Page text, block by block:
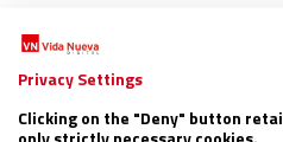
Justo cuando el debate de
desde la Casa Blanca se
Privacy Settings
Clicking on the "Deny" button
only strictly necessary cookies.